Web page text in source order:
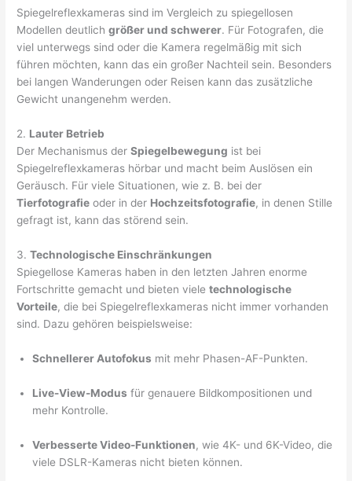
Spiegelreflexkameras sind im Vergleich zu spiegellosen
Modellen deutlichgrößer und schwerer. Für Fotografen, die
viel unterwegs sind oder die Kamera regelmäßig mit sich
führen möchten, kann das ein großer Nachteil sein. Besonders
bei langen Wanderungen oder Reisen kann das zusätzliche
Gewicht unangenehm werden.
2. Lauter Betrieb
Der Mechanismus derSpiegelbewegung ist bei
Spiegelreflexkameras hörbar und macht beim Auslösen ein
Geräusch. Für viele Situationen, wie z. B. bei der
Tierfotografie oder in der Hochzeitsfotografie, in denen Stille
gefragt ist, kann das störend sein.
3.Technologische Einschränkungen
Spiegellose Kameras haben in den letzten Jahren enorme
Fortschritte gemacht und bieten vieletechnologische
Vorteile, die bei Spiegelreflexkameras nicht immer vorhanden
sind. Dazu gehören beispielsweise:
Schnellerer Autofokus mit mehr Phasen-AF-Punkten.
Live-View-Modus für genauere Bildkompositionen und
mehr Kontrolle.
Verbesserte Video-Funktionen, wie 4K- und 6K-Video, die
viele DSLR-Kameras nicht bieten können.